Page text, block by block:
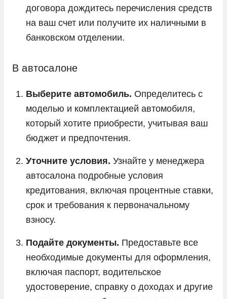
договора дождитесь перечисления средств
на ваш счет или получите их наличными в
банковском отделении.
В автосалоне
Выберите автомобиль. Определитесь с
моделью и комплектацией автомобиля,
который хотите приобрести, учитывая ваш
бюджет и предпочтения.
Уточните условия. Узнайте у менеджера
автосалона подробные условия
кредитования, включая процентные ставки,
срок и требования к первоначальному
взносу.
Подайте документы. Предоставьте все
необходимые документы для оформления,
включая паспорт, водительское
удостоверение, справку о доходах и другие